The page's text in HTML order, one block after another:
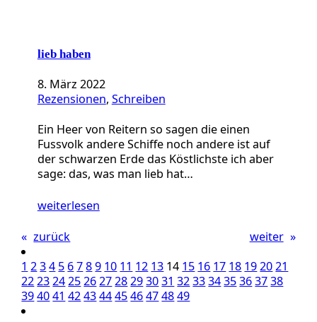
lieb haben
8. März 2022
Rezensionen, Schreiben
Ein Heer von Reitern so sagen die einen
Fussvolk andere Schiffe noch andere ist auf
der schwarzen Erde das Köstlichste ich aber
sage: das, was man lieb hat…
weiterlesen
« zurück weiter »
1 234 5 6789 10 11 12 13 14 15 16 17 18 192021
22232425262728293031 32333435363738
394041 4243444546474849